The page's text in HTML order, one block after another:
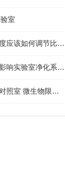
室
实验台的高度应该如何调节比较舒适呢
哪些因素会影响实验室净化系统工程的洁净度？
无菌室阳性对照室 微生物限度室介绍